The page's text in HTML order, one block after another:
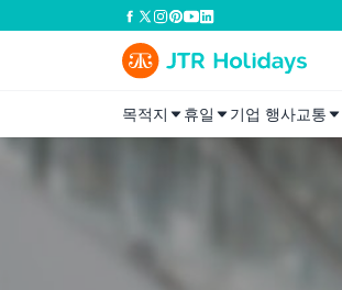
목적지 휴일 기업 행사교통